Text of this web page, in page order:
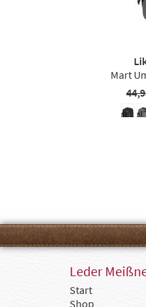
Mart
Leder
Start
Shop